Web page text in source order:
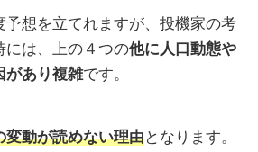
予想を立てれますが、投機家の考
には、上の４つの他に人口動態や
があり複雑です。
変動が読めない理由となります。